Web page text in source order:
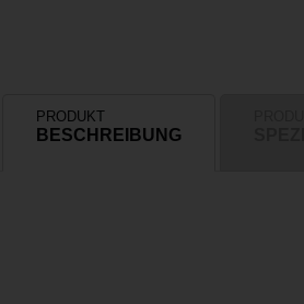
PRODUKT
BESCHREIBUNG